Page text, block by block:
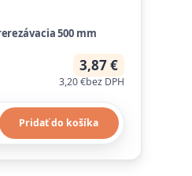
500 mm
3,87 €
3,20 €bez DPH
Pridať do košíka